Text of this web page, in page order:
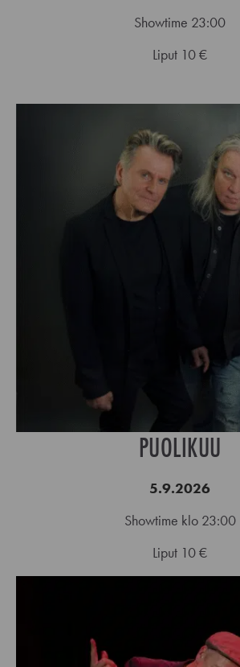
Showtime 23:00
Liput 10 €
PUOLIKUU
5.9.2026
Showtime klo 23:00
Liput 10 €